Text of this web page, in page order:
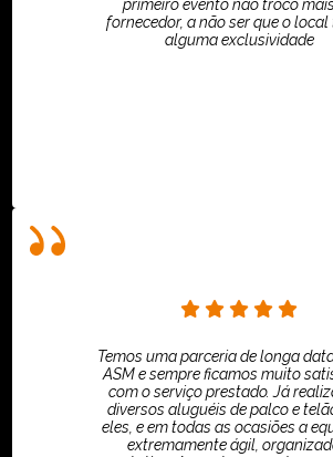
primeiro evento não troco
fornecedor, a não ser que o local
alguma exclusividade
Temos uma parceria de longa
ASM e sempre ficamos muito
com o serviço prestado. Já
diversos aluguéis de palco e
eles, e em todas as ocasiões a
extremamente ágil,